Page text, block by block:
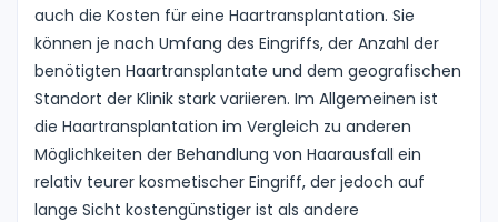
auch die Kosten für eine Haartransplantation. Sie
können je nach Umfang des Eingriffs, der Anzahl der
benötigten Haartransplantate und dem geografischen
Standort der Klinik stark variieren. Im Allgemeinen ist
die Haartransplantation im Vergleich zu anderen
Möglichkeiten der Behandlung von Haarausfall ein
relativ teurer kosmetischer Eingriff, der jedoch auf
lange Sicht kostengünstiger ist als andere